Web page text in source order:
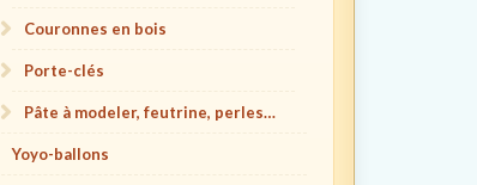
Couronnes en bois
Porte-clés
Pâte à modeler, feutrine, perles…
Yoyo-ballons